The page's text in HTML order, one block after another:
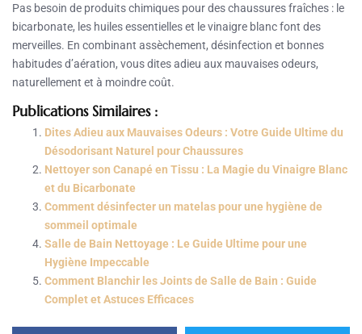
Pas besoin de produits chimiques pour des chaussures fraîches : le
bicarbonate, les huiles essentielles et le vinaigre blanc font des
merveilles. En combinant assèchement, désinfection et bonnes
habitudes d’aération, vous dites adieu aux mauvaises odeurs,
naturellement et à moindre coût.
Publications Similaires :
Dites Adieu aux Mauvaises Odeurs : Votre Guide Ultime du
Désodorisant Naturel pour Chaussures
Nettoyer son Canapé en Tissu : La Magie du Vinaigre Blanc
et du Bicarbonate
Comment désinfecter un matelas pour une hygiène de
sommeil optimale
Salle de Bain Nettoyage : Le Guide Ultime pour une
Hygiène Impeccable
Comment Blanchir les Joints de Salle de Bain : Guide
Complet et Astuces Efficaces